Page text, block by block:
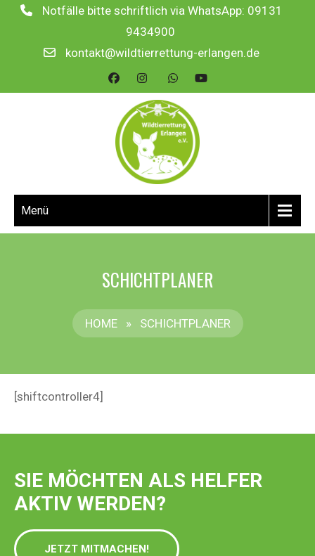
Notfälle bitte schriftlich via WhatsApp: 09131
9434900
kontakt@wildtierrettung-erlangen.de
Menü
SCHICHTPLANER
HOME » SCHICHTPLANER
[shiftcontroller4]
SIE MÖCHTEN ALS HELFER
AKTIV WERDEN?
JETZT MITMACHEN!